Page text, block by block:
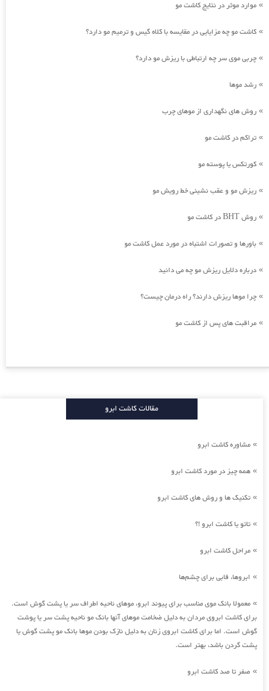
» موارد موثر در نتایج کاشت مو
» کاشت مو چه مزایایی در مقایسه با کلاه گیس و ترمیم مو دارد؟
» چربی موی سر چه ارتباطی با ریزش مو دارد؟
» رشد موها
» روش های نگهداری از موهای چرب
» تراکم در کاشت مو
» کورتکس یا پوسته مو
» ریزش مو و عقب نشینی خط رویش مو
» روش BHT در کاشت مو
» باورها و تصورات اشتباه در مورد عمل کاشت مو
» درباره دلایل ریزش مو چه می دانید
» چرا موها ریزش دارند؟ راه درمان چیست؟
» مراقبت های پس از کاشت مو
مقالات کاشت ابرو
» مشاوره کاشت ابرو
» همه چیز در مورد کاشت ابرو
» تکنیک ها و روش های کاشت ابرو
» تاتو یا کاشت ابرو !؟
» مراحل کاشت ابرو
» ابروها، قابی برای چشم‌ها
» معمولا بانک موی مناسب برای پیوند ابرو، موهای ناحیه اطراف سر یا پشت گوش است.
برای کاشت ابروی مردان به دلیل ضخامت موهای آنها بانک مو ناحیه پشت سر یا پوشت
گوش است. اما برای کاشت ابروی زنان به دلیل نازک بودن موها بانک مو پشت گوش یا
پشت گردن باشد، بهتر است.
» صفر تا صد کاشت ابرو